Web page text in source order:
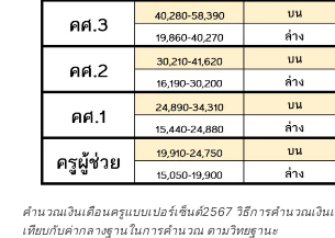
คำนวณเงินเดือนครูแบบเปอร์เซ็นต์2567 วิธีการคำนวณเงิน
เทียบกับค่ากลางฐานในการคำนวณ ตามวิทยฐานะ